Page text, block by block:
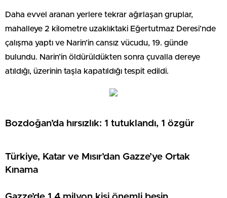
Daha evvel aranan yerlere tekrar ağırlaşan gruplar,
mahalleye 2 kilometre uzaklıktaki Eğertutmaz Deresi’nde
çalışma yaptı ve Narin’in cansız vücudu, 19. günde
bulundu. Narin’in öldürüldükten sonra çuvalla dereye
atıldığı, üzerinin taşla kapatıldığı tespit edildi.
Bozdoğan’da hırsızlık: 1 tutuklandı, 1 özgür
Türkiye, Katar ve Mısır’dan Gazze’ye Ortak
Kınama